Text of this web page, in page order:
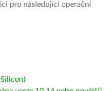
pro následující operační